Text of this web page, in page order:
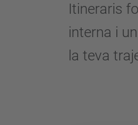
Itineraris
interna i
la teva